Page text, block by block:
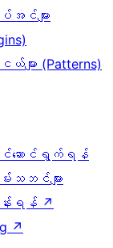
င်များ
များ (Patterns)
င်ဆောင်ရွက်ရန်
သဘင်များ
းရန် ↗
↗